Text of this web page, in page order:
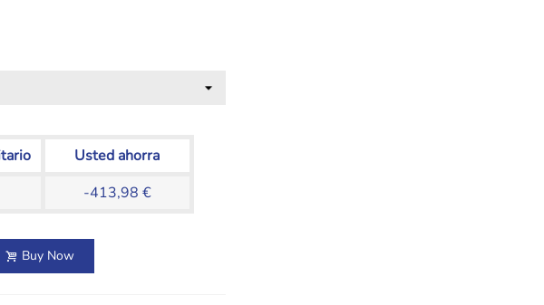
Usted ahorra
-413,98 €
Buy Now